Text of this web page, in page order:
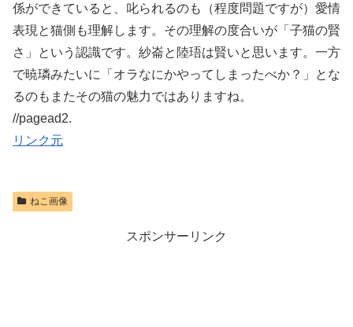
係ができていると、叱られるのも（程度問題ですが）愛情
表現と猫側も理解します。その理解の度合いが「子猫の賢
さ」という認識です。紗崙と陸珸は賢いと思います。一方
で暁璘みたいに「オラなにかやってしまったべか？」とな
るのもまたその猫の魅力ではありますね。
//pagead2.
リンク元
ねこ画像
スポンサーリンク